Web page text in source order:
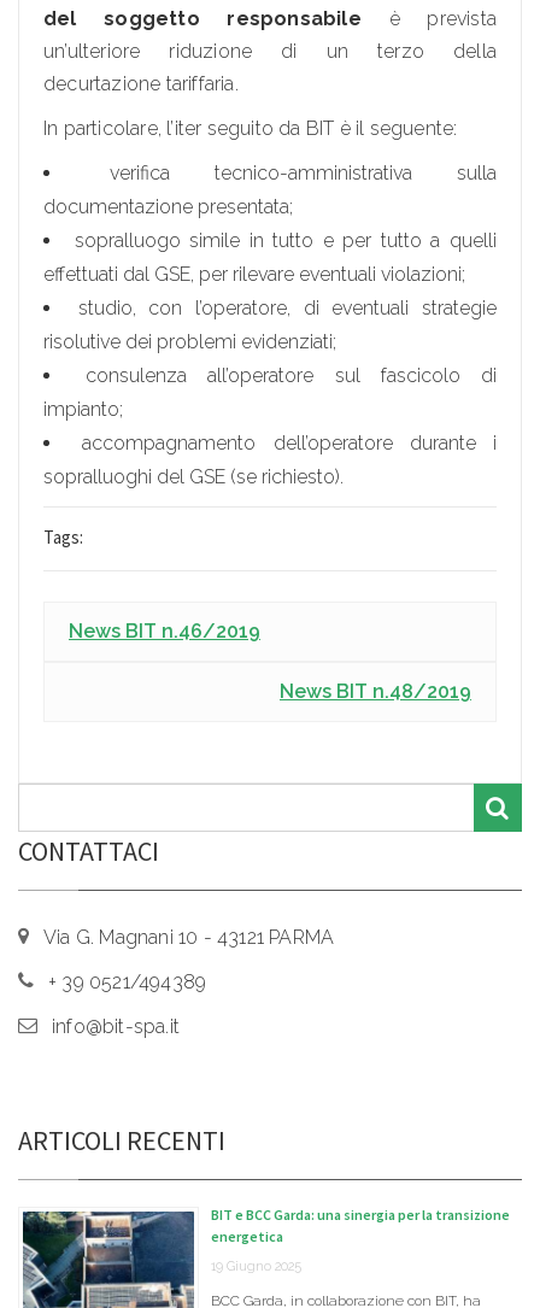
del soggetto responsabile è prevista
un’ulteriore riduzione di un terzo della
decurtazione tariffaria.
In particolare, l’iter seguito da BIT è il seguente:
verifica tecnico-amministrativa sulla
documentazione presentata;
sopralluogo simile in tutto e per tutto a quelli
effettuati dal GSE, per rilevare eventuali violazioni;
studio, con l’operatore, di eventuali strategie
risolutive dei problemi evidenziati;
consulenza all’operatore sul fascicolo di
impianto;
accompagnamento dell’operatore durante i
sopralluoghi del GSE (se richiesto).
Tags:
News BIT n.46/2019
News BIT n.48/2019
CONTATTACI
Via G. Magnani 10 - 43121 PARMA
+ 39 0521/494389
info@bit-spa.it
ARTICOLI RECENTI
BIT e BCC Garda: una sinergia per la transizione
energetica
19 Giugno 2025
BCC Garda, in collaborazione con BIT, ha